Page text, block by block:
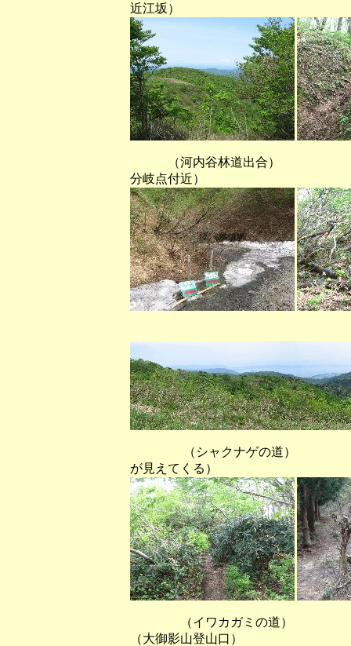
近江坂）
（河内谷林道出合）
分岐点付近）
（シャクナゲの道） （
が見えてくる）
（イワカガミ
（大御影山登山口）